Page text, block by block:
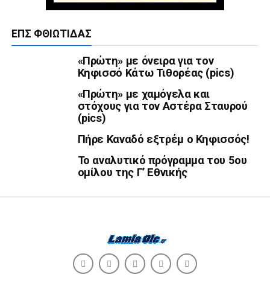
ΕΠΣ ΦΘΙΏΤΙΔΑΣ
«Πρώτη» με όνειρα για τον
Κηφισσό Κάτω Τιθορέας (pics)
«Πρώτη» με χαμόγελα και
στόχους για τον Αστέρα Σταυρού
(pics)
Πήρε Καναδό εξτρέμ ο Κηφισσός!
Το αναλυτικό πρόγραμμα του 5ου
ομίλου της Γ’ Εθνικής